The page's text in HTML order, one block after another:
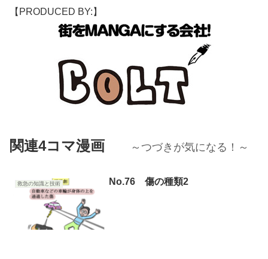
【PRODUCED BY:】
関連4コマ漫画 ～つづきが気になる！～
救急の知識と技術 No.76 傷の種類2